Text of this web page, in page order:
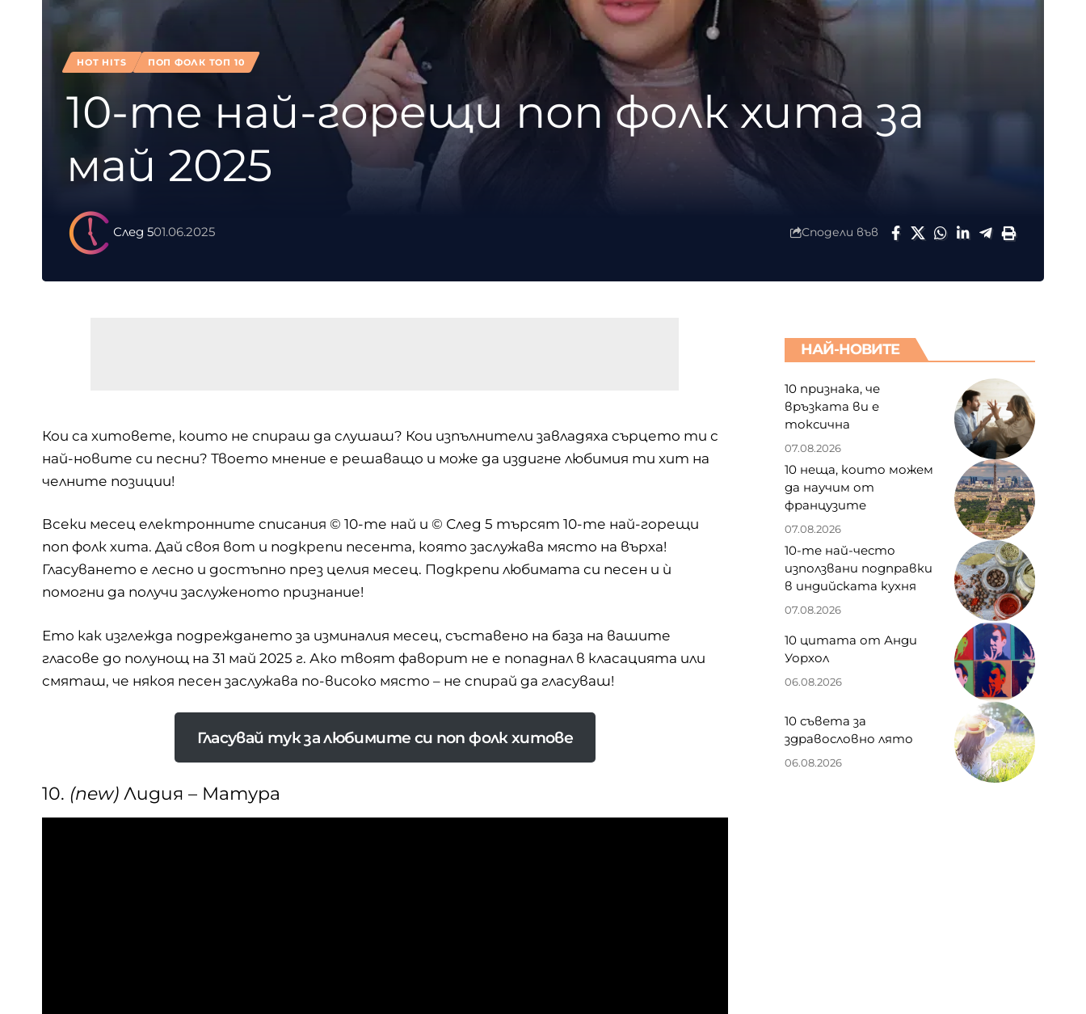
HOT HITS ПОП ФОЛК ТОП 10
10-те най-горещи поп фолк хита за
май 2025
След 501.06.2025 Сподели във
Кои са хитовете, които не спираш да слушаш? Кои изпълнители завладяха сърцето ти с
най-новите си песни? Твоето мнение е решаващо и може да издигне любимия ти хит на
челните позиции!
Всеки месец електронните списания © 10-те най и © След 5 търсят 10-те най-горещи
поп фолк хита. Дай своя вот и подкрепи песента, която заслужава място на върха!
Гласуването е лесно и достъпно през целия месец. Подкрепи любимата си песен и ѝ
помогни да получи заслуженото признание!
Ето как изглежда подреждането за изминалия месец, съставено на база на вашите
гласове до полунощ на 31 май 2025 г. Ако твоят фаворит не е попаднал в класацията или
смяташ, че някоя песен заслужава по-високо място – не спирай да гласуваш!
Гласувай тук за любимите си поп фолк хитове
10. (new) Лидия – Матура
НАЙ-НОВИТЕ
10 признака, че
връзката ви е
токсична
07.08.2026
10 неща, които можем
да научим от
французите
07.08.2026
10-те най-често
използвани подправки
в индийската кухня
07.08.2026
10 цитата от Анди
Уорхол
06.08.2026
10 съвета за
здравословно лято
06.08.2026